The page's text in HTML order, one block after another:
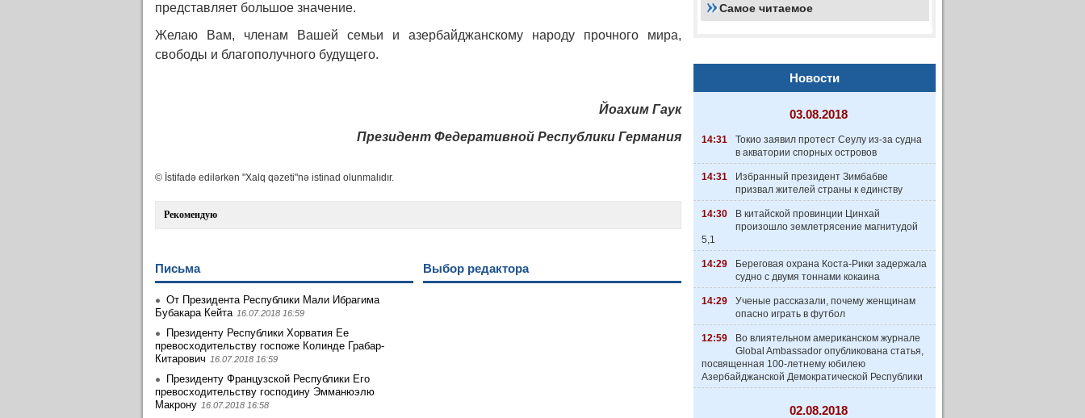
представляет большое значение.
Желаю Вам, членам Вашей семьи и азербайджанскому народу прочного мира,
свободы и благополучного будущего.
Йоахим Гаук
Президент Федеративной Республики Германия
© İstifadə edilərkən "Xalq qəzeti"nə istinad olunmalıdır.
Рекомендую
Письма
От Президента Республики Мали Ибрагима
Бубакара Кейта 16.07.2018 16:59
Президенту Республики Хорватия Ее
превосходительству госпоже Колинде Грабар-
Китарович 16.07.2018 16:59
Президенту Французской Республики Его
превосходительству господину Эмманюэлю
Макрону 16.07.2018 16:58
Выбор редактора
Самое читаемое
Новости
03.08.2018
14:31
Токио заявил протест Сеулу из-за судна
в акватории спорных островов
14:31
Избранный президент Зимбабве
призвал жителей страны к единству
14:30
В китайской провинции Цинхай
произошло землетрясение магнитудой
5,1
14:29
Береговая охрана Коста-Рики задержала
судно с двумя тоннами кокаина
14:29
Ученые рассказали, почему женщинам
опасно играть в футбол
12:59
Во влиятельном американском журнале
Global Ambassador опубликована статья,
посвященная 100-летнему юбилею
Азербайджанской Демократической Республики
02.08.2018